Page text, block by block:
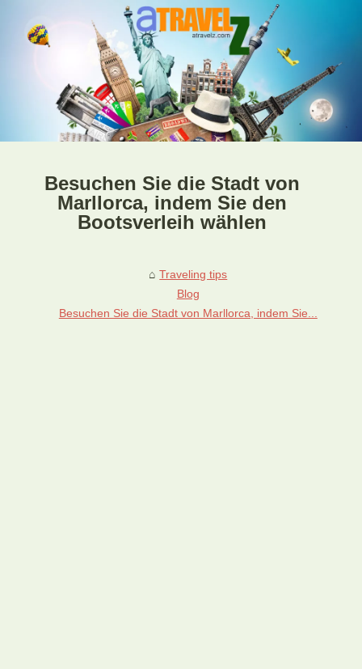
Besuchen Sie die Stadt von
Marllorca, indem Sie den
Bootsverleih wählen
Traveling tips
Blog
Besuchen Sie die Stadt von Marllorca, indem Sie...